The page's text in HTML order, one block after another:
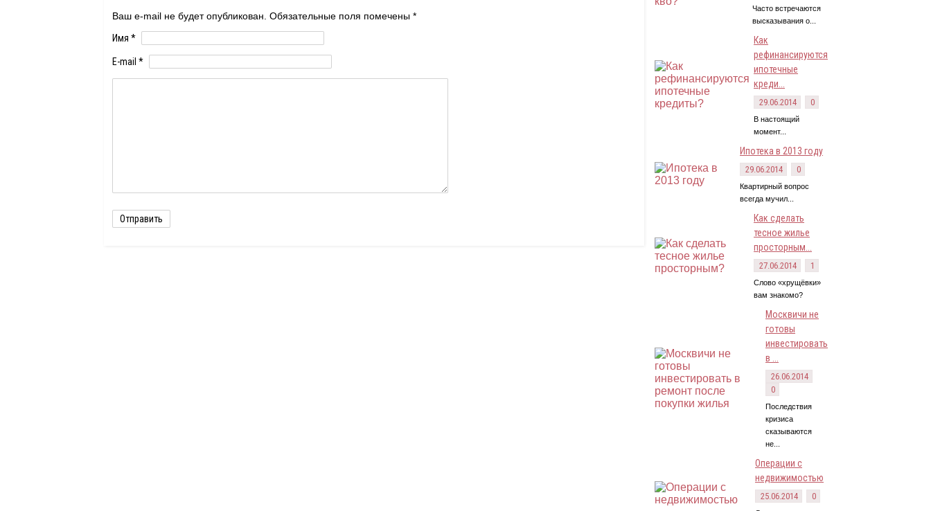
Ваш e-mail не будет опубликован. Обязательные поля помечены *
Имя *
E-mail *
Часто встречаются
высказывания о...
Как
рефинансируются
ипотечные
креди...
29.06.2014 0
В настоящий
момент...
Ипотека в 2013 году
29.06.2014 0
Квартирный вопрос
всегда мучил...
Как сделать
тесное жилье
просторным...
27.06.2014 1
Слово «хрущёвки»
вам знакомо?
Москвичи не
готовы
инвестировать
в ...
26.06.2014
0
Последствия
кризиса
сказываются
не...
Операции с
недвижимостью
25.06.2014 0